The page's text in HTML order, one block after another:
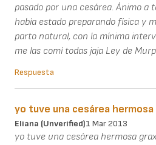
pasado por una cesárea. Ánimo a
había estado preparando física y
parto natural, con la mínima
me las comí todas jaja Ley de
Respuesta
yo tuve una cesárea hermosa
Eliana (unverified)1 Mar 2013
yo tuve una cesárea hermosa